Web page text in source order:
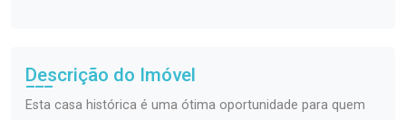
Descrição do Imóvel
Esta casa histórica é uma ótima oportunidade para quem